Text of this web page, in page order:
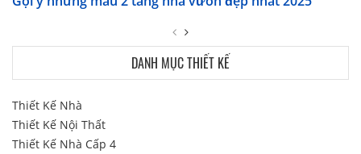
DANH MỤC THIẾT KẾ
Thiết Kế Nhà
Thiết Kế Nội Thất
Thiết Kế Nhà Cấp 4